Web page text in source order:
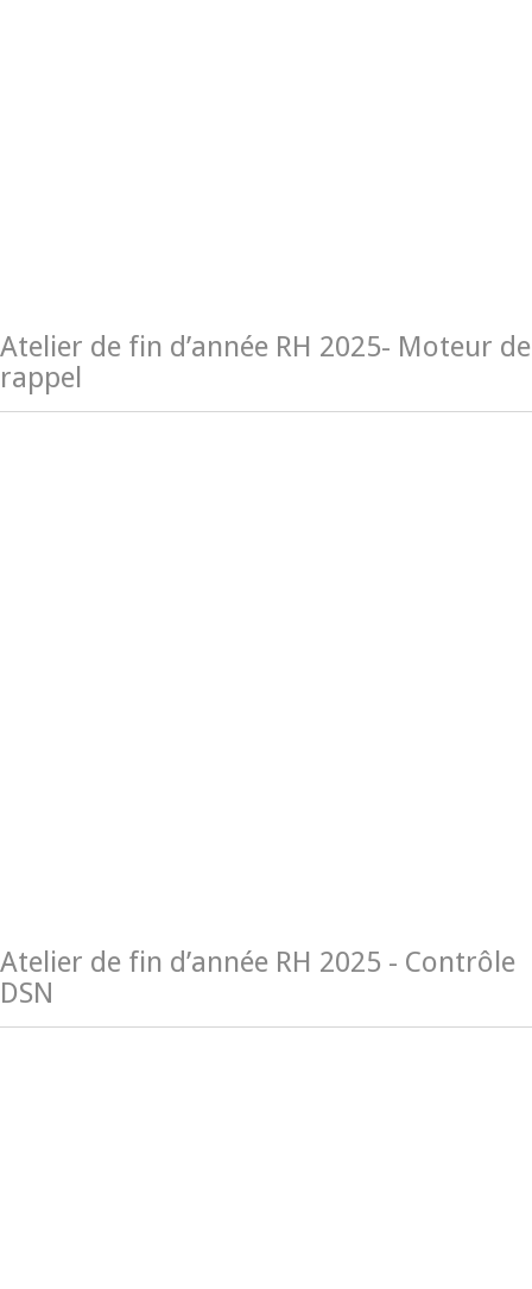
Atelier de fin d’année RH 2025- Moteur de
rappel
Atelier de fin d’année RH 2025 - Contrôle
DSN